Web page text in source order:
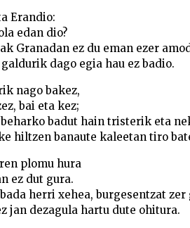
Erandio:
edan dio?
Granadan ez du eman ezer
dago egia hau ez badio.
nago bakez,
bai eta kez;
badut hain tristerik eta
hiltzen banaute kaleetan tiro
plomu hura
ez dut gura.
herri xehea, burgesentzat zer
jan dezagula hartu dute ohitura.